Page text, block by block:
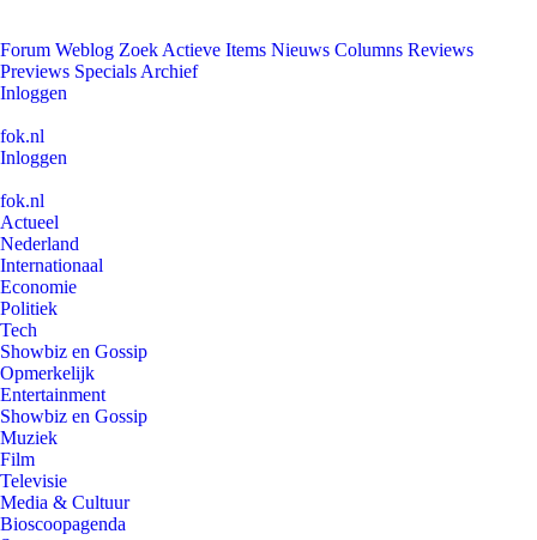
Forum Weblog Zoek Actieve Items Nieuws Columns Reviews
Previews Specials Archief
Inloggen
fok.nl
Inloggen
fok.nl
Actueel
Nederland
Internationaal
Economie
Politiek
Tech
Showbiz en Gossip
Opmerkelijk
Entertainment
Showbiz en Gossip
Muziek
Film
Televisie
Media & Cultuur
Bioscoopagenda